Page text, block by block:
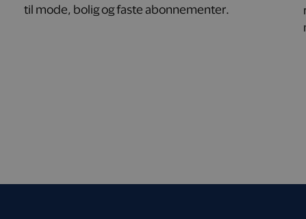
til mode, bolig og faste abonnementer.